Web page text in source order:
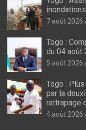
inondations
7 août 2026
Togo :
du 04 août
5 août 2026
Togo :
par la
rattrapage
4 août 2026